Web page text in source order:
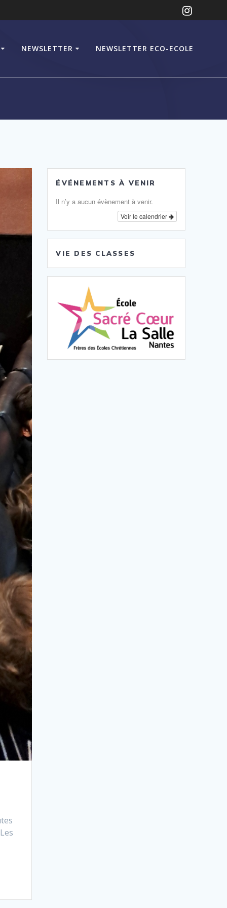
NEWSLETTER NEWSLETTER ECO-ECOLE
ÉVÉNEMENTS À VENIR
Il n’y a aucun évènement à venir.
Voir le calendrier
VIE DES CLASSES